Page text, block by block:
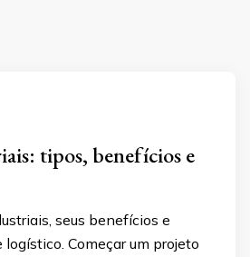
tipos, benefícios e
seus benefícios e
Começar um projeto